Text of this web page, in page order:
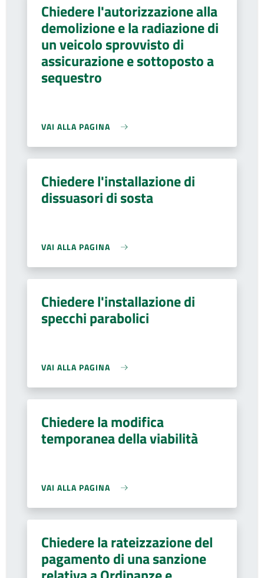
Chiedere l'autorizzazione alla
demolizione e la radiazione di
un veicolo sprovvisto di
assicurazione e sottoposto a
sequestro
VAI ALLA PAGINA
Chiedere l'installazione di
dissuasori di sosta
VAI ALLA PAGINA
Chiedere l'installazione di
specchi parabolici
VAI ALLA PAGINA
Chiedere la modifica
temporanea della viabilità
VAI ALLA PAGINA
Chiedere la rateizzazione del
pagamento di una sanzione